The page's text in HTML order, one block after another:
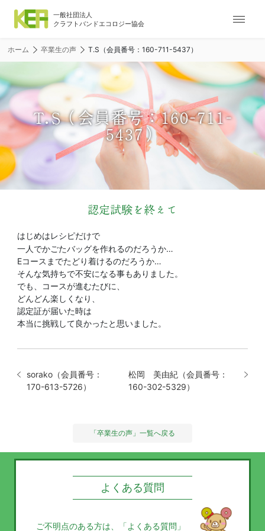
ナ
ー
シ
ョ
ン
メ
ニ
ー
ホーム 卒業生の声 T.S（会員番号：160-711-5437）
T.S（会員番号：160-711-
5437）
認定試験を終えて
はじめはレシピだけで
一人でかごたバッグを作れるのだろうか…
Eコースまでたどり着けるのだろうか…
そんな気持ちで不安になる事もありました。
でも、コースが進むたびに、
どんどん楽しくなり、
認定証が届いた時は
本当に挑戦して良かったと思いました。
sorako（会員番号：
170-613-5726）
松岡 美由紀（会員番号：
160-302-5329）
「卒業生の声」一覧へ戻る
よくある質問
ご不明点のある方は、 「よくある質問」